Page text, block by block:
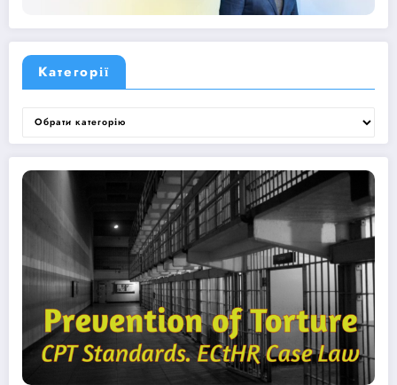
Категорії
Категорії